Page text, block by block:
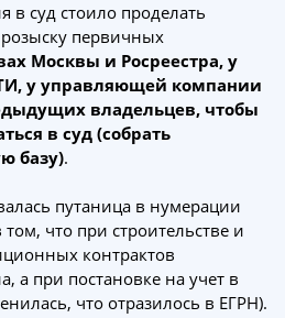
суд стоило проделать
первичных
Москвы и Росреестра, у
у управляющей компании
владельцев, чтобы
в суд (собрать
базу).
путаница в нумерации
что при строительстве и
контрактов
а при постановке на учет в
что отразилось в ЕГРН).